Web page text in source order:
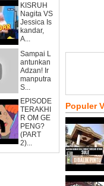
KISRUH
Nagita VS
Jessica Is
kandar,
A...
Sampai L
antunkan
Adzan! Ir
manputra
S...
EPISODE
TERAKHI
R OM GE
PENG?
(PART
2)...
Populer